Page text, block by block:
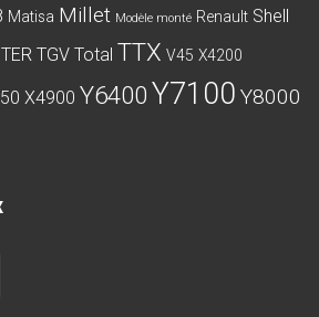
Matisa Millet Modèle monté Renault Shell
TER TGV Total TTX V45 X4200
X4900 Y6400Y7100 Y8000